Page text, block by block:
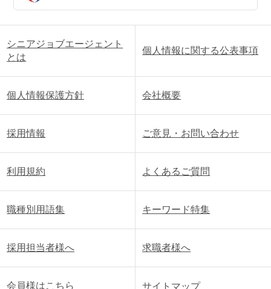
シニアジョブエージェント
とは
個人情報に関する公表事項
個人情報保護方針 会社概要
採用情報 ご意見・お問い合わせ
利用規約 よくあるご質問
職種別用語集 キーワード特集
採用担当者様へ 求職者様へ
会員様はこちら サイトマップ